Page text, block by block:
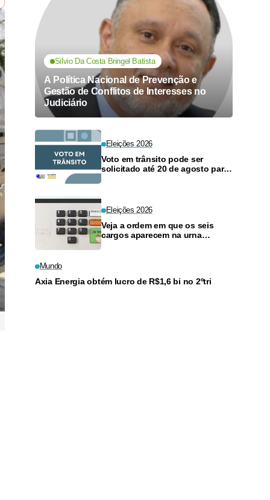
Silvio Da Costa Bringel Batista
A Política Nacional de Prevenção e
Gestão de Conflitos de Interesses no
Judiciário
Eleições 2026
Voto em trânsito pode ser
solicitado até 20 de agosto para
Eleições 2026
Veja a ordem em que os seis
cargos aparecem na urna
Mundo
Axia Energia obtém lucro de R$1,6 bi no 2ºtri